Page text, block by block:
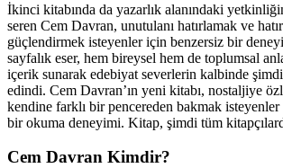
İkinci kitabında da yazarlık alanındaki
seren Cem Davran, unutulanı hatırlamak ve
güçlendirmek isteyenler için benzersiz bir
sayfalık eser, hem bireysel hem de toplumsal
içerik sunarak edebiyat severlerin kalbinde
edindi. Cem Davran’ın yeni kitabı, nostaljiye
kendine farklı bir pencereden bakmak isteyenler
bir okuma deneyimi. Kitap, şimdi tüm
Cem Davran Kimdir?